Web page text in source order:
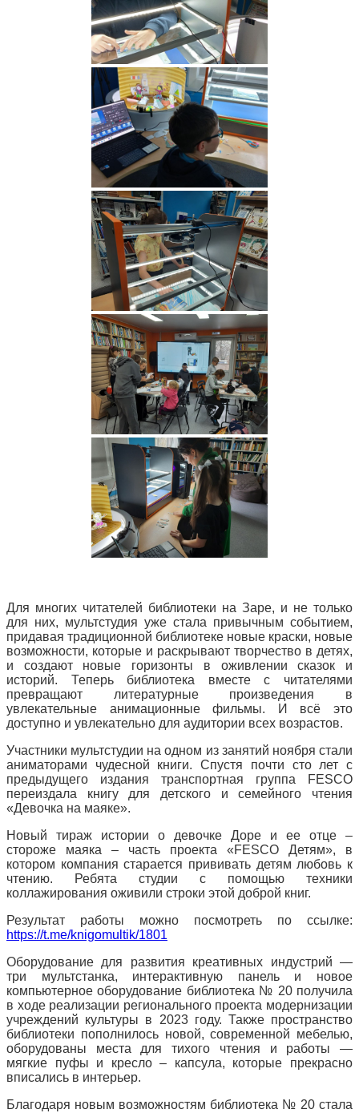
Для многих читателей библиотеки на Заре, и не только
для них, мультстудия уже стала привычным событием,
придавая традиционной библиотеке новые краски, новые
возможности, которые и раскрывают творчество в детях,
и создают новые горизонты в оживлении сказок и
историй. Теперь библиотека вместе с читателями
превращают литературные произведения в
увлекательные анимационные фильмы. И всё это
доступно и увлекательно для аудитории всех возрастов.
Участники мультстудии на одном из занятий ноября стали
аниматорами чудесной книги. Спустя почти сто лет с
предыдущего издания транспортная группа FESCO
переиздала книгу для детского и семейного чтения
«Девочка на маяке».
Новый тираж истории о девочке Доре и ее отце –
стороже маяка – часть проекта «FESCO Детям», в
котором компания старается прививать детям любовь к
чтению. Ребята студии с помощью техники
коллажирования оживили строки этой доброй книг.
Результат работы можно посмотреть по ссылке:
https://t.me/knigomultik/1801
Оборудование для развития креативных индустрий —
три мультстанка, интерактивную панель и новое
компьютерное оборудование библиотека № 20 получила
в ходе реализации регионального проекта модернизации
учреждений культуры в 2023 году. Также пространство
библиотеки пополнилось новой, современной мебелью,
оборудованы места для тихого чтения и работы —
мягкие пуфы и кресло – капсула, которые прекрасно
вписались в интерьер.
Благодаря новым возможностям библиотека № 20 стала